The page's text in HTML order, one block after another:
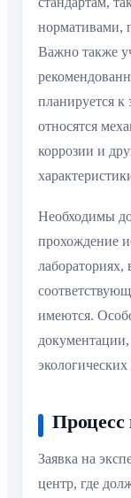
нормативами,
Важно также
планируется
относятся
коррозии и
Необходимы
прохождение
лабораториях,
имеются.
Процесс
Заявка на
центр, где